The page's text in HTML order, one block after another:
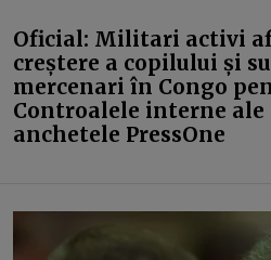
Oficial: Militari activi
creștere a copilului și
mercenari în Congo
Controalele interne
anchetele PressOne